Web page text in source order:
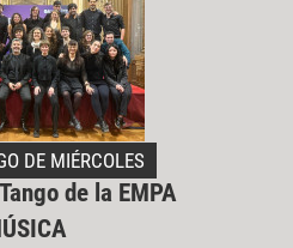
DE MIÉRCOLES
de la EMPA